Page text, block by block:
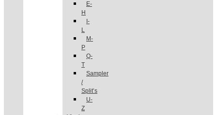
E-
H
I-
L
M-
P
Q-
T
Sampler
/
Split’s
U-
Z